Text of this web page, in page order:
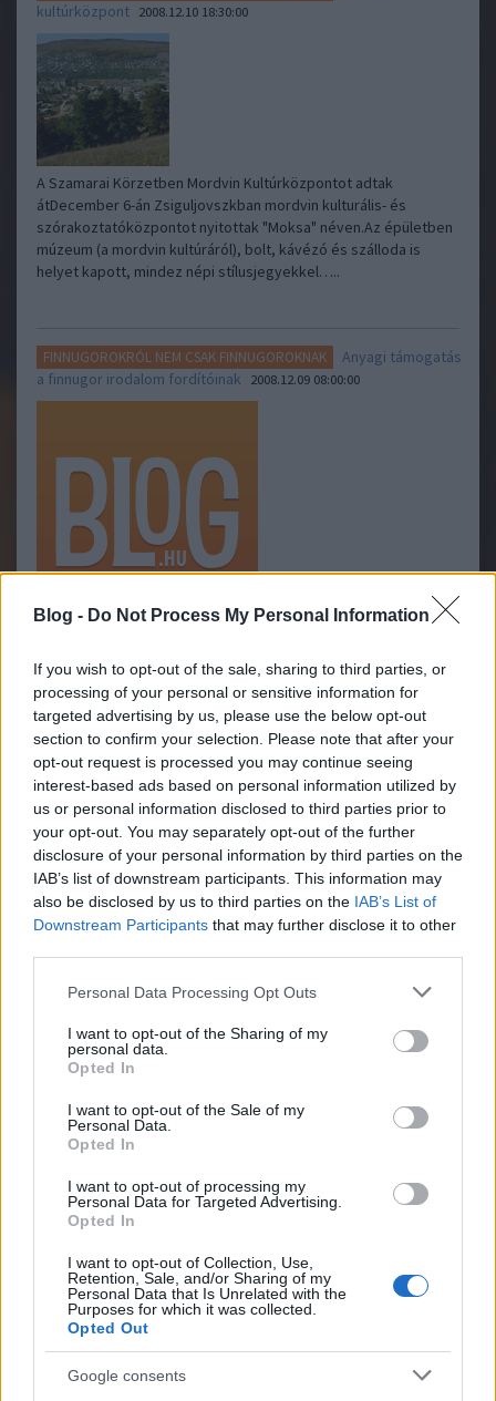
Blog - Do Not Process My Personal Information
If you wish to opt-out of the sale, sharing to third parties, or
processing of your personal or sensitive information for
targeted advertising by us, please use the below opt-out
section to confirm your selection. Please note that after your
opt-out request is processed you may continue seeing
interest-based ads based on personal information utilized by
us or personal information disclosed to third parties prior to
your opt-out. You may separately opt-out of the further
disclosure of your personal information by third parties on the
IAB’s list of downstream participants. This information may
also be disclosed by us to third parties on the IAB’s List of
Downstream Participants that may further disclose it to other
Please note that this website/app uses one or more Google
not limited to your visit or usage behaviour. You may click to
grant or deny consent to Google and its third-party tags to
use your data for below specified purposes in below Google
consent section.
Personal Data Processing Opt Outs
I want to opt-out of the Sharing of my
personal data.
Opted In
I want to opt-out of the Sale of my
Personal Data.
Opted In
I want to opt-out of processing my
Personal Data for Targeted Advertising.
Opted In
I want to opt-out of Collection, Use,
Retention, Sale, and/or Sharing of my
Personal Data that Is Unrelated with the
Purposes for which it was collected.
Opted Out
Google consents
kultúrközpont 2008.12.10 18:30:00
A Szamarai Körzetben Mordvin Kultúrközpontot adtak
átDecember 6-án Zsiguljovszkban mordvin kulturális- és
szórakoztatóközpontot nyitottak "Moksa" néven.Az épületben
múzeum (a mordvin kultúráról), bolt, kávézó és szálloda is
helyet kapott, mindez népi stílusjegyekkel…..
FINNUGOROKRÓL NEM CSAK FINNUGOROKNAK
Anyagi támogatás
a finnugor irodalom fordítóinak
2008.12.09 08:00:00
fordításokatA Castrén Társaság Bizottsága a Finnországi
Program - az oroszországi finnugor népek kultúrájának
támogatása - megvalósításának keretein belül a 2009-es évben
támogatást nyújt azon fordítók számára,…..
FINNUGOROKRÓL NEM CSAK FINNUGOROKNAK
Finnugristák IV.
Konferenciája - 2009. 2008.12.08 15:01:00
végén rendezik meg a finnugristák IV. összoroszországi
konferenciáját Hanti-Manszijszkban.A konferencia témája:
konferencia munkája plenáris- és…..
FINNUGOROKRÓL NEM CSAK FINNUGOROKNAK
földjén 2008.12.02 09:00:00